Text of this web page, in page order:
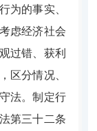
为的事实、
虑经济社会
过错、获利
区分情况、
法。制定行
第三十二条